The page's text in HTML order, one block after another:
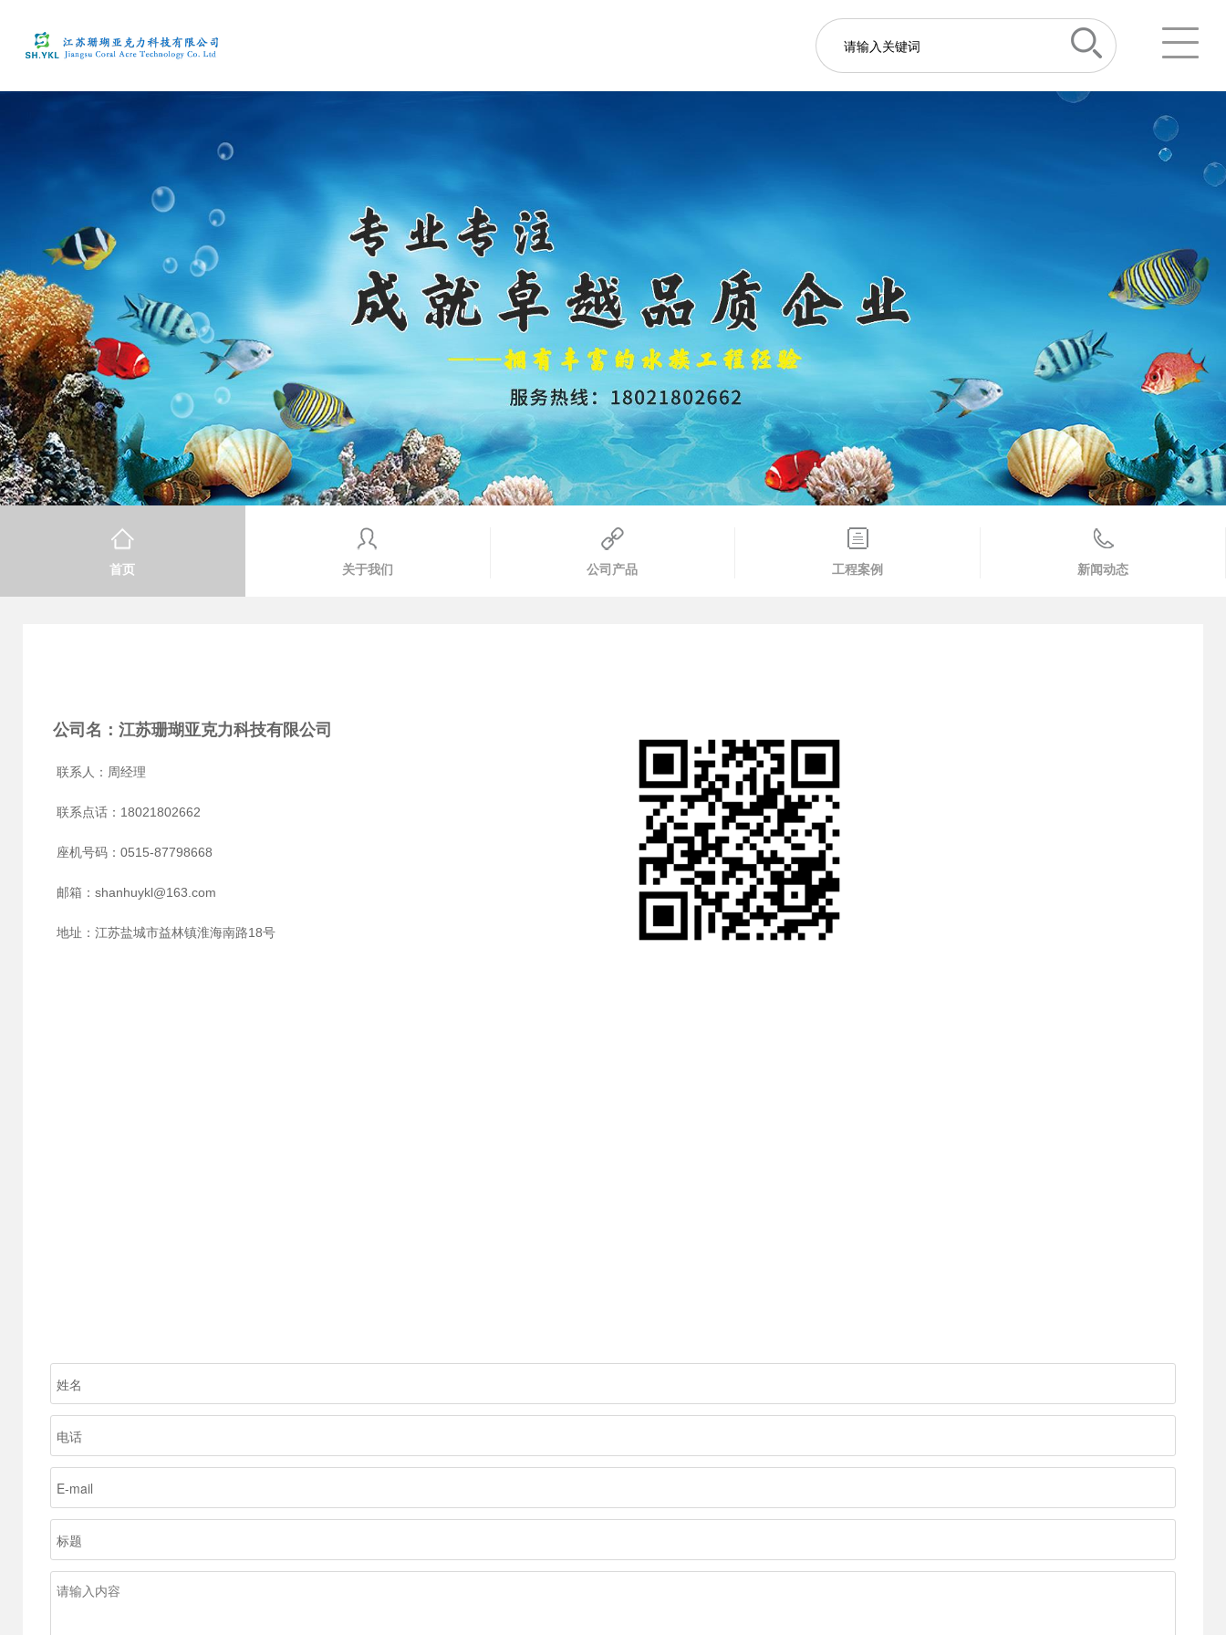
首页 关于我们 公司产品 工程案例 新闻动态
公司名：江苏珊瑚亚克力科技有限公司
联系人：周经理
联系点话：18021802662
座机号码：0515-87798668
邮箱：shanhuykl@163.com
地址：江苏盐城市益林镇淮海南路18号